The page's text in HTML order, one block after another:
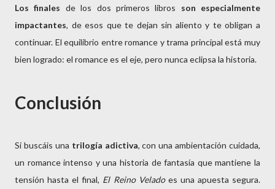
Los finales de los dos primeros libros son especialmente
impactantes, de esos que te dejan sin aliento y te obligan a
continuar. El equilibrio entre romance y trama principal está muy
bien logrado: el romance es el eje, pero nunca eclipsa la historia.
Conclusión
Si buscáis una trilogía adictiva, con una ambientación cuidada,
un romance intenso y una historia de fantasía que mantiene la
tensión hasta el final, El Reino Velado es una apuesta segura.